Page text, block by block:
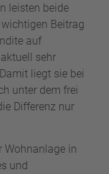
leisten beide
Beitrag
auf
sehr
liegt sie bei
unter dem frei
Differenz nur
Wohnanlage in
und